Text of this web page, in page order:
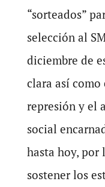
“sorteados”
selección al
diciembre de
clara así como
represión y el
social
hasta hoy, por
sostener los